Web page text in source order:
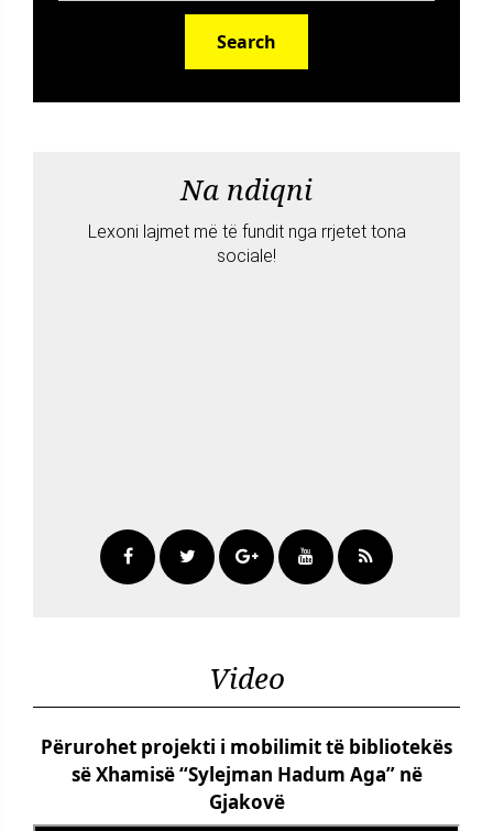
Search
Na ndiqni
Lexoni lajmet më të fundit nga rrjetet tona
sociale!
Video
Përurohet projekti i mobilimit të bibliotekës
së Xhamisë “Sylejman Hadum Aga” në
Gjakovë